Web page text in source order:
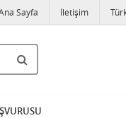
Sayfa İletişim